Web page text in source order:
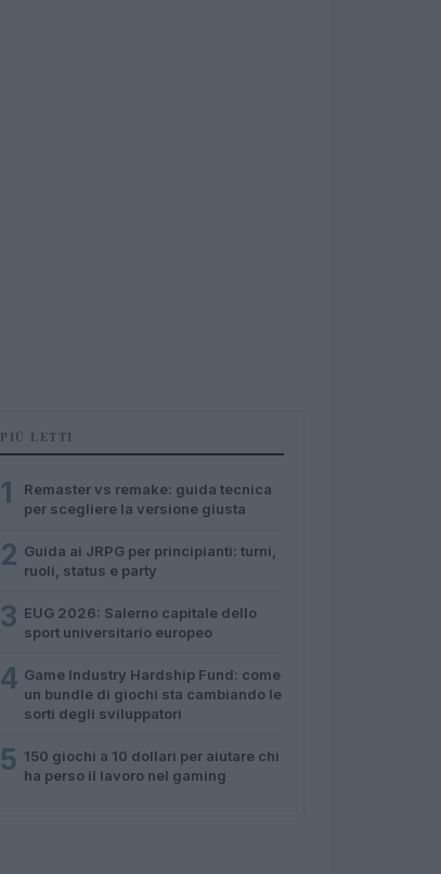
PIÙ LETTI
1
Remaster vs remake: guida tecnica
per scegliere la versione giusta
2 Guida ai JRPG per principianti: turni,
ruoli, status e party
3 EUG 2026: Salerno capitale dello
sport universitario europeo
4 Game Industry Hardship Fund: come
un bundle di giochi sta cambiando le
sorti degli sviluppatori
5 150 giochi a 10 dollari per aiutare chi
ha perso il lavoro nel gaming